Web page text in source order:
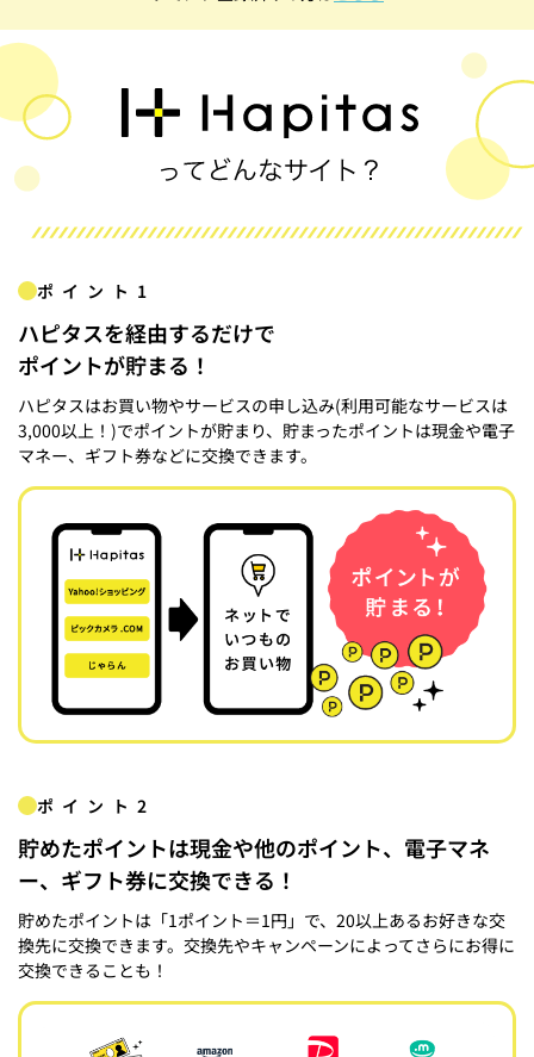
ポイント1
ハピタスを経由するだけで
ポイントが貯まる！
ハピタスはお買い物やサービスの申し込み(利用可能なサービスは
3,000以上！)でポイントが貯まり、貯まったポイントは現金や電子
マネー、ギフト券などに交換できます。
ポイント2
貯めたポイントは現金や他のポイント、電子マネ
ー、ギフト券に交換できる！
貯めたポイントは「1ポイント＝1円」で、20以上あるお好きな交
換先に交換できます。交換先やキャンペーンによってさらにお得に
交換できることも！